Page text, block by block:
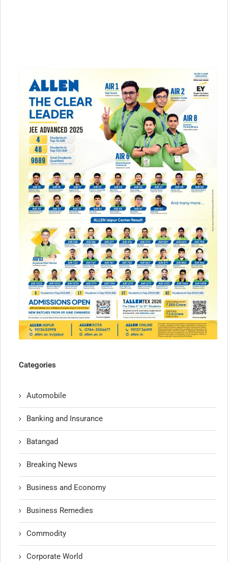
Categories
Automobile
Banking and Insurance
Batangad
Breaking News
Business and Economy
Business Remedies
Commodity
Corporate World